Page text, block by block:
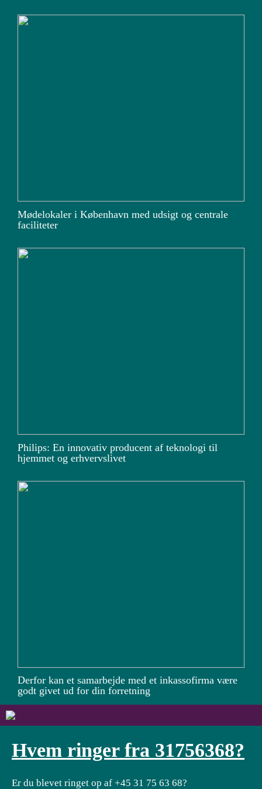
Mødelokaler i København med udsigt og centrale
faciliteter
Philips: En innovativ producent af teknologi til
hjemmet og erhvervslivet
Derfor kan et samarbejde med et inkassofirma være
godt givet ud for din forretning
Hvem ringer fra 31756368?
Er du blevet ringet op af +45 31 75 63 68?